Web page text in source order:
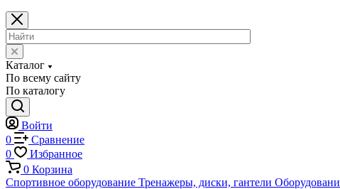
Каталог
По всему сайту
По каталогу
Войти
0
Сравнение
0
Избранное
0 Корзина
Спортивное оборудование Тренажеры, диски, гантели